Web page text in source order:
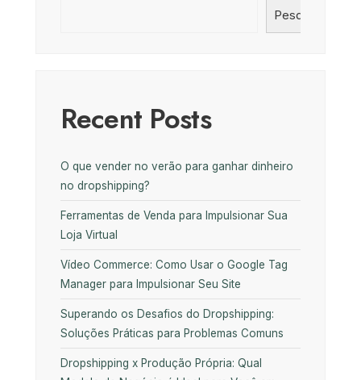
Pesquisar
Recent Posts
O que vender no verão para ganhar dinheiro
no dropshipping?
Ferramentas de Venda para Impulsionar Sua
Loja Virtual
Vídeo Commerce: Como Usar o Google Tag
Manager para Impulsionar Seu Site
Superando os Desafios do Dropshipping:
Soluções Práticas para Problemas Comuns
Dropshipping x Produção Própria: Qual